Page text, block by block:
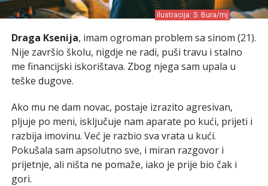
ilustracija: S. Bura/mj
Draga Ksenija, imam ogroman problem sa sinom (21).
Nije završio školu, nigdje ne radi, puši travu i stalno
me financijski iskorištava. Zbog njega sam upala u
teške dugove.
Ako mu ne dam novac, postaje izrazito agresivan,
pljuje po meni, isključuje nam aparate po kući, prijeti i
razbija imovinu. Već je razbio sva vrata u kući.
Pokušala sam apsolutno sve, i miran razgovor i
prijetnje, ali ništa ne pomaže, iako je prije bio čak i
gori.